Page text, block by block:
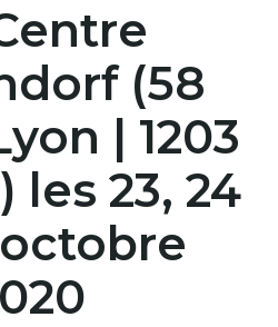
(58
| 1203
les 23, 24